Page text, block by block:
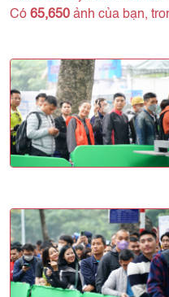
Có 65,650 ảnh của bạn,